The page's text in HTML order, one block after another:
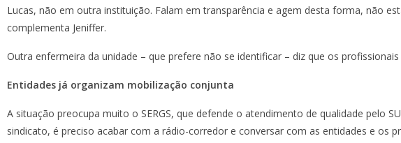
Lucas, não em outra instituição. Falam em transparência e agem desta forma, não
complementa Jeniffer.
Outra enfermeira da unidade – que prefere não se identificar – diz que os
Entidades já organizam mobilização conjunta
A situação preocupa muito o SERGS, que defende o atendimento de qualidade pelo
sindicato, é preciso acabar com a rádio-corredor e conversar com as entidades e os